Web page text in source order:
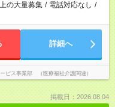
の大量募集 / 電話対応なし /
詳細へ
ビス事業部 （医療福祉介護関連）
掲載日：2026.08.04